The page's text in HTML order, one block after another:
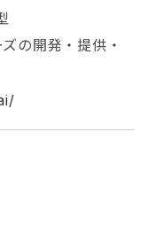
の開発・提供・